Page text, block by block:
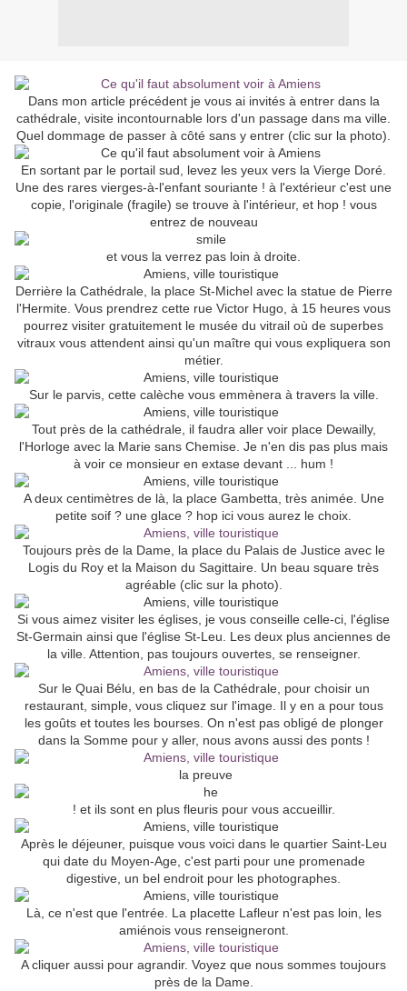
Dans mon article précédent je vous ai invités à entrer dans la
cathédrale, visite incontournable lors d'un passage dans ma ville.
Quel dommage de passer à côté sans y entrer (clic sur la photo).
En sortant par le portail sud, levez les yeux vers la Vierge Doré.
Une des rares vierges-à-l'enfant souriante ! à l'extérieur c'est une
copie, l'originale (fragile) se trouve à l'intérieur, et hop ! vous
entrez de nouveau
et vous la verrez pas loin à droite.
Derrière la Cathédrale, la place St-Michel avec la statue de Pierre
l'Hermite. Vous prendrez cette rue Victor Hugo, à 15 heures vous
pourrez visiter gratuitement le musée du vitrail où de superbes
vitraux vous attendent ainsi qu'un maître qui vous expliquera son
métier.
Sur le parvis, cette calèche vous emmènera à travers la ville.
Tout près de la cathédrale, il faudra aller voir place Dewailly,
l'Horloge avec la Marie sans Chemise. Je n'en dis pas plus mais
à voir ce monsieur en extase devant ... hum !
A deux centimètres de là, la place Gambetta, très animée. Une
petite soif ? une glace ? hop ici vous aurez le choix.
Toujours près de la Dame, la place du Palais de Justice avec le
Logis du Roy et la Maison du Sagittaire. Un beau square très
agréable (clic sur la photo).
Si vous aimez visiter les églises, je vous conseille celle-ci, l'église
St-Germain ainsi que l'église St-Leu. Les deux plus anciennes de
la ville. Attention, pas toujours ouvertes, se renseigner.
Sur le Quai Bélu, en bas de la Cathédrale, pour choisir un
restaurant, simple, vous cliquez sur l'image. Il y en a pour tous
les goûts et toutes les bourses. On n'est pas obligé de plonger
dans la Somme pour y aller, nous avons aussi des ponts !
la preuve
! et ils sont en plus fleuris pour vous accueillir.
Après le déjeuner, puisque vous voici dans le quartier Saint-Leu
qui date du Moyen-Age, c'est parti pour une promenade
digestive, un bel endroit pour les photographes.
Là, ce n'est que l'entrée. La placette Lafleur n'est pas loin, les
amiénois vous renseigneront.
A cliquer aussi pour agrandir. Voyez que nous sommes toujours
près de la Dame.